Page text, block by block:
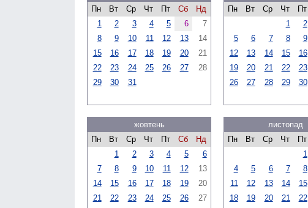
Пн
Вт Ср Чт Пт Сб
Нд
1
2 3 4 5 6
7
8
9 10 11 12 13
14
15
16 17 18 19 20
21
22
23 24 25 26 27
28
29
30 31
Пн
Вт Ср Чт Пт
1
2
5
6 7 8 9
12
13 14 15 16
19
20 21 22 23
26
27 28 29 30
жовтень
Пн
Вт Ср Чт Пт Сб
Нд
1
2 3 4 5
6
7
8 9 10 11 12
13
14
15 16 17 18 19
20
21
22 23 24 25 26
27
листопад
Пн
Вт Ср Чт Пт
1
4
5 6 7 8
11
12 13 14 15
18
19 20 21 22